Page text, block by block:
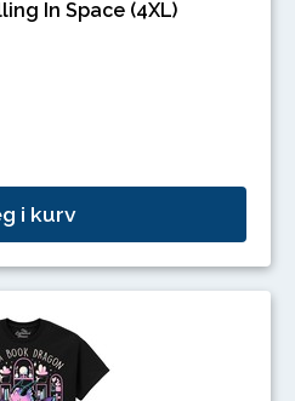
In Space (4XL)
i kurv